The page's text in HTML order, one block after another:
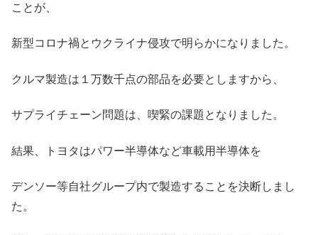
ことが、
新型コロナ禍とウクライナ侵攻で明らかになりました。
クルマ製造は１万数千点の部品を必要としますから、
サプライチェーン問題は、喫緊の課題となりました。
結果、トヨタはパワー半導体など車載用半導体を
デンソー等自社グループ内で製造することを決断しまし
た。